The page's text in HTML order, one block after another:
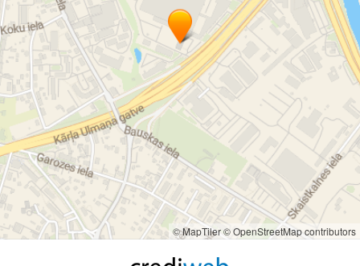
© MapTiler© OpenStreetMap contributors